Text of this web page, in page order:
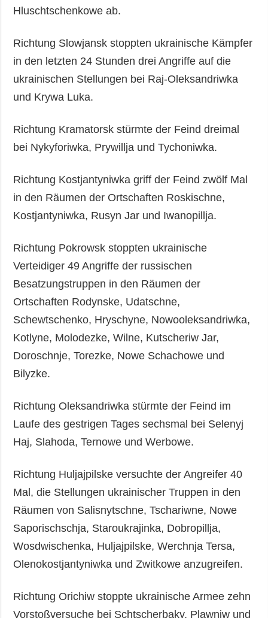
Hluschtschenkowe ab.
Richtung Slowjansk stoppten ukrainische Kämpfer
in den letzten 24 Stunden drei Angriffe auf die
ukrainischen Stellungen bei Raj-Oleksandriwka
und Krywa Luka.
Richtung Kramatorsk stürmte der Feind dreimal
bei Nykyforiwka, Prywillja und Tychoniwka.
Richtung Kostjantyniwka griff der Feind zwölf Mal
in den Räumen der Ortschaften Roskischne,
Kostjantyniwka, Rusyn Jar und Iwanopillja.
Richtung Pokrowsk stoppten ukrainische
Verteidiger 49 Angriffe der russischen
Besatzungstruppen in den Räumen der
Ortschaften Rodynske, Udatschne,
Schewtschenko, Hryschyne, Nowooleksandriwka,
Kotlyne, Molodezke, Wilne, Kutscheriw Jar,
Doroschnje, Torezke, Nowe Schachowe und
Bilyzke.
Richtung Oleksandriwka stürmte der Feind im
Laufe des gestrigen Tages sechsmal bei Selenyj
Haj, Slahoda, Ternowe und Werbowe.
Richtung Huljajpilske versuchte der Angreifer 40
Mal, die Stellungen ukrainischer Truppen in den
Räumen von Salisnytschne, Tschariwne, Nowe
Saporischschja, Staroukrajinka, Dobropillja,
Wosdwischenka, Huljajpilske, Werchnja Tersa,
Olenokostjantyniwka und Zwitkowe anzugreifen.
Richtung Orichiw stoppte ukrainische Armee zehn
Vorstoßversuche bei Schtscherbaky, Plawniw und